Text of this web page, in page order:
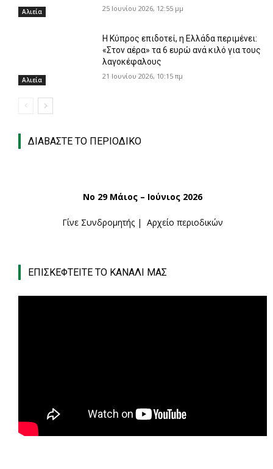
Αλιεία 25 Ιουνίου 2026, 12:55 μμ
Αλιεία
Η Κύπρος επιδοτεί, η Ελλάδα περιμένει:
«Στον αέρα» τα 6 ευρώ ανά κιλό για τους
λαγοκέφαλους
21 Ιουνίου 2026, 10:15 πμ
ΔΙΑΒΑΣΤΕ ΤΟ ΠΕΡΙΟΔΙΚΟ
Νο 29 Μάιος – Ιούνιος 2026
Γίνε Συνδρομητής | Αρχείο περιοδικών
ΕΠΙΣΚΕΦΤΕΙΤΕ ΤΟ ΚΑΝΑΛΙ ΜΑΣ